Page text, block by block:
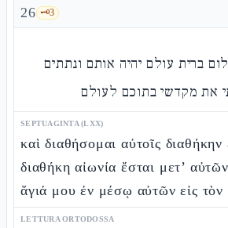
26 🗝️3
ברית עולם יהיה אותם ונתתים
את מקדשי בתוכם לעולם
SEPTUAGINTA (LXX)
καὶ διαθήσομαι αὐτοῖς διαθήκην
διαθήκη αἰωνία ἔσται μετ’
ἅγιά μου ἐν μέσῳ αὐτῶν εἰς τὸν
LETTURA ORTODOSSA